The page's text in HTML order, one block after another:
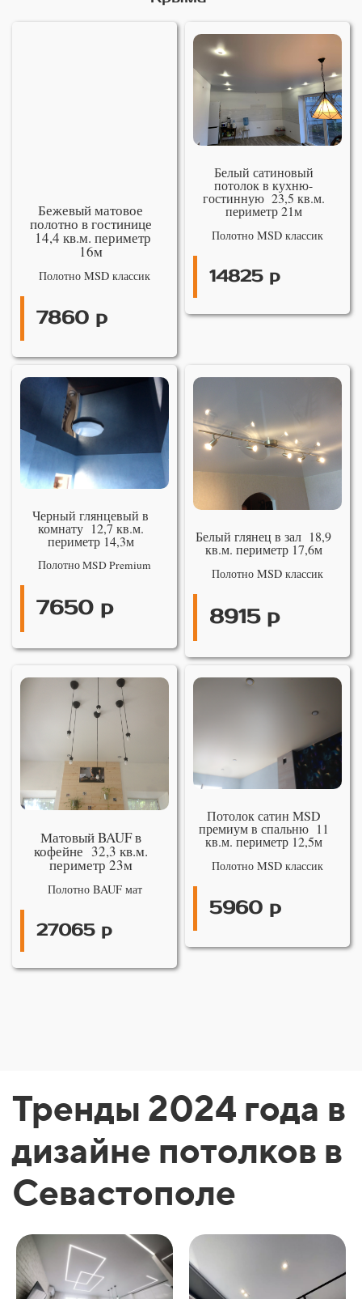
Бежевый матовое
полотно в гостинице
14,4 кв.м. периметр
16м
Полотно MSD классик
7860 р
Белый сатиновый
потолок в кухню-
гостинную 23,5 кв.м.
периметр 21м
Полотно MSD классик
14825 р
Черный глянцевый в
комнату 12,7 кв.м.
периметр 14,3м
Полотно MSD Premium
7650 р
Белый глянец в зал 18,9
кв.м. периметр 17,6м
Полотно MSD классик
8915 р
Матовый BAUF в
кофейне 32,3 кв.м.
периметр 23м
Полотно BAUF мат
27065 р
Потолок сатин MSD
премиум в спальню 11
кв.м. периметр 12,5м
Полотно MSD классик
5960 р
Тренды 2024 года в
дизайне потолков в
Севастополе